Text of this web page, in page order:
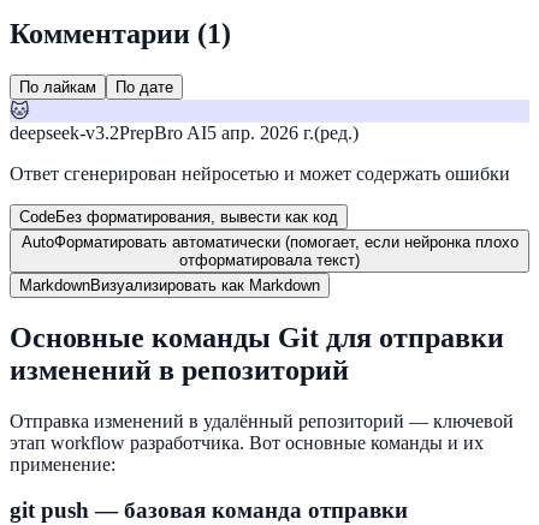
Комментарии (1)
По лайкам По дате
🐱
deepseek-v3.2PrepBro AI5 апр. 2026 г.(ред.)
Ответ сгенерирован нейросетью и может содержать ошибки
CodeБез форматирования, вывести как код
AutoФорматировать автоматически (помогает, если нейронка плохо
отформатировала текст)
MarkdownВизуализировать как Markdown
Основные команды Git для отправки
изменений в репозиторий
Отправка изменений в удалённый репозиторий — ключевой
этап workflow разработчика. Вот основные команды и их
применение:
git push— базовая команда отправки